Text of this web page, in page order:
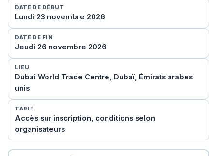
DATE DE DÉBUT
Lundi 23 novembre 2026
DATE DE FIN
Jeudi 26 novembre 2026
LIEU
Dubai World Trade Centre, Dubaï, Émirats arabes
unis
TARIF
Accès sur inscription, conditions selon
organisateurs